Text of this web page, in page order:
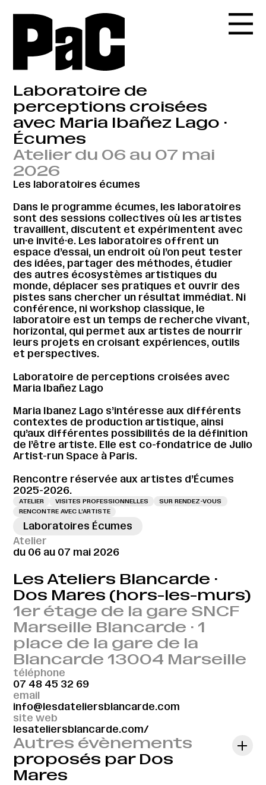
Laboratoire de
perceptions croisées
avec Maria Ibañez Lago ·
Écumes
Atelier du 06 au 07 mai
2026
Les laboratoires écumes
Dans le programme écumes, les laboratoires
sont des sessions collectives où les artistes
travaillent, discutent et expérimentent avec
un·e invité·e. Les laboratoires offrent un
espace d’essai, un endroit où l’on peut tester
des idées, partager des méthodes, étudier
des autres écosystèmes artistiques du
monde, déplacer ses pratiques et ouvrir des
pistes sans chercher un résultat immédiat. Ni
conférence, ni workshop classique, le
laboratoire est un temps de recherche vivant,
horizontal, qui permet aux artistes de nourrir
leurs projets en croisant expériences, outils
et perspectives.
Laboratoire de perceptions croisées avec
Maria Ibañez Lago
Maria Ibanez Lago s’intéresse aux différents
contextes de production artistique, ainsi
qu’aux différentes possibilités de la définition
de l’être artiste. Elle est co-fondatrice de Julio
Artist-run Space à Paris.
Rencontre réservée aux artistes d’Écumes
2025-2026.
ATELIER VISITES PROFESSIONNELLES
SUR RENDEZ-VOUS
RENCONTRE AVEC L’ARTISTE
Laboratoires Écumes
Atelier
du 06 au 07 mai 2026
Les Ateliers Blancarde ·
Dos Mares (hors-les-murs)
1er étage de la gare SNCF
Marseille Blancarde · 1
place de la gare de la
Blancarde 13004 Marseille
téléphone
07 48 45 32 69
email
info@lesdateliersblancarde.com
site web
lesateliersblancarde.com/
Autres évènements
proposés par Dos
Mares